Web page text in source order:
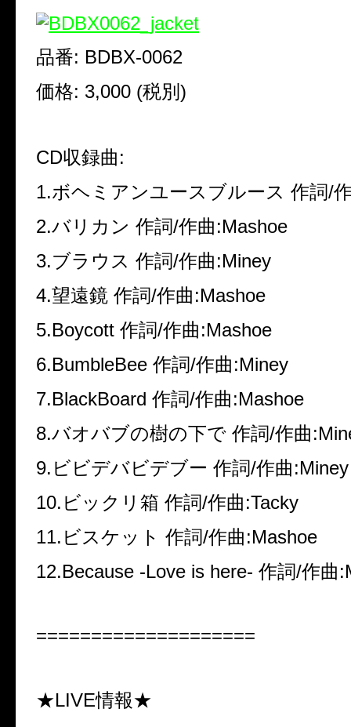
品番: BDBX-0062
価格: 3,000 (税別 )
CD収録曲:
1.ボヘミアンユースブルース 作詞/
2.バリカン 作詞/作曲:Mashoe
3.ブラウス 作詞/作曲:Miney
4.望遠鏡 作詞/作曲:Mashoe
5.Boycott 作詞/作曲:Mashoe
6.BumbleBee 作詞/作曲:Miney
7.BlackBoard 作詞/作曲:Mashoe
8.バオバブの樹の下で 作詞/作曲
9. ビビデバビデブー 作詞/作曲:Miney
10. ビックリ箱 作詞/作曲:Tacky
11. ビスケット 作詞/作曲:Mashoe
12.Because -Love is here- 作詞/作曲
====================
★LIVE情報★